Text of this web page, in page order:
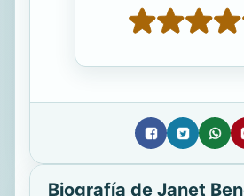
Biografía de Janet